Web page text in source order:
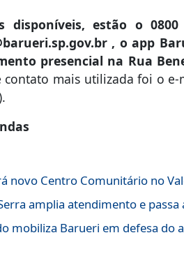
disponíveis, estão o
, o app
presencial na Rua
mais utilizada foi o
novo Centro Comunitário no
amplia atendimento e
mobiliza Barueri em defesa do